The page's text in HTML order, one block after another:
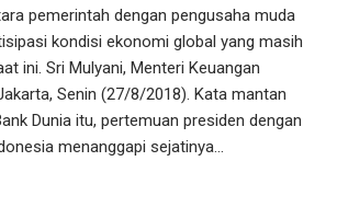
pemerintah dengan pengusaha muda
kondisi ekonomi global yang masih
ini. Sri Mulyani, Menteri Keuangan
Senin (27/8/2018). Kata mantan
Dunia itu, pertemuan presiden dengan
menanggapi sejatinya…